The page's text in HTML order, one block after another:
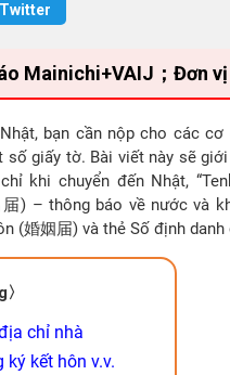
Twitter
Mainichi+VAIJ；Đơn
bạn cần nộp cho các
số giấy tờ. Bài viết này sẽ
khi chuyển đến Nhật,
) – thông báo về nước và
(婚姻届) và thẻ Số định
chỉ nhà
ký kết hôn v.v.